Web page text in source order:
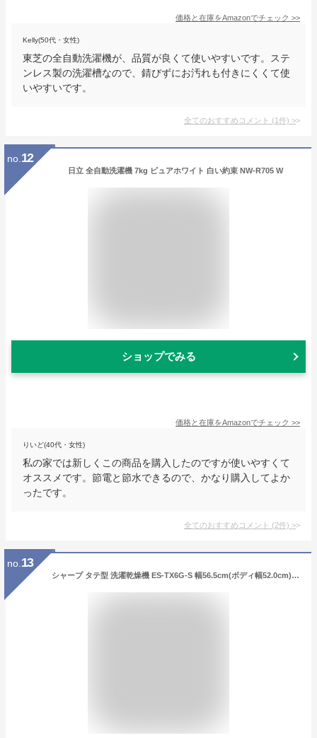
価格と在庫をAmazonでチェック >>
Kelly(50代・女性)
東芝の全自動洗濯機が、品質が良くて使いやすいです。ステ
ンレス製の洗濯槽なので、錆びずにお汚れも付きにくくて使
いやすいです。
全てのおすすめコメント (1件) >
no. 12
日立 全自動洗濯機 7kg ピュアホワイト 白い約束 NW-R705 W
ショップでみる
価格と在庫をAmazonでチェック >>
りいど(40代・女性)
私の家では新しくこの商品を購入したのですが使いやすくて
オススメです。節電と節水できるので、かなり購入してよか
ったです。
全てのおすすめコメント (2件) >
no. 13
シャープ タテ型 洗濯乾燥機 ES-TX6G-S 幅56.5cm(ボディ幅52.0cm) 洗濯 6.5kg / 乾燥 3.5kg ステンレス穴なし槽 シルバー